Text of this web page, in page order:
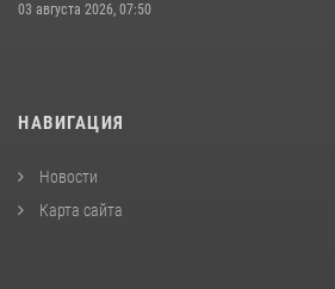
03 августа 2026, 07:50
НАВИГАЦИЯ
Новости
Карта сайта